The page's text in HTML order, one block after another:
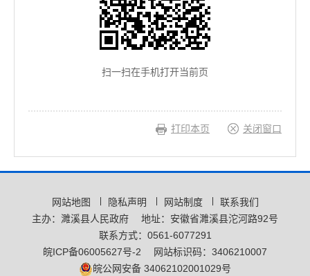
扫一扫在手机打开当前页
打印本页 关闭窗口
网站地图 隐私声明 网站制度
联系我们
主办：濉溪县人民政府
地址：安徽省濉溪县沱河路92号
联系方式：0561-6077291
皖ICP备06005627号-2
网站标识码：3406210007
皖公网安备 34062102001029号